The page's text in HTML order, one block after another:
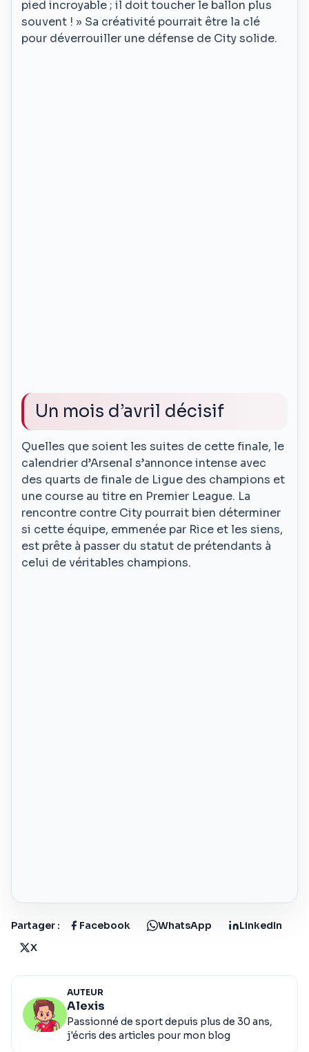
pied incroyable ; il doit toucher le ballon plus
souvent ! » Sa créativité pourrait être la clé
pour déverrouiller une défense de City solide.
Un mois d’avril décisif
Quelles que soient les suites de cette finale, le
calendrier d’Arsenal s’annonce intense avec
des quarts de finale de Ligue des champions et
une course au titre en Premier League. La
rencontre contre City pourrait bien déterminer
si cette équipe, emmenée par Rice et les siens,
est prête à passer du statut de prétendants à
celui de véritables champions.
Partager : Facebook WhatsApp
LinkedIn
X
AUTEUR
Alexis
Passionné de sport depuis plus de 30 ans,
j'écris des articles pour mon blog